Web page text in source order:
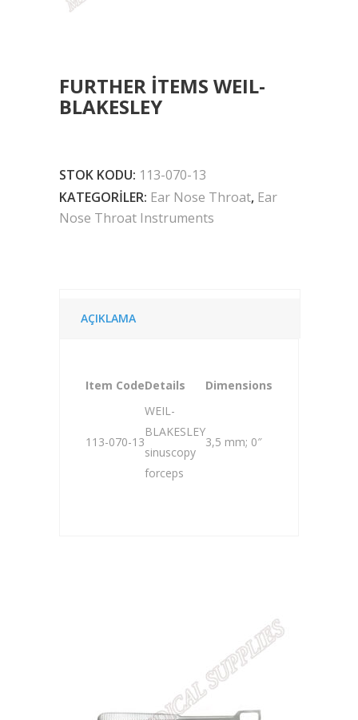
FURTHER ITEMS WEIL-
BLAKESLEY
STOK KODU: 113-070-13
KATEGORILER: Ear Nose Throat, Ear
Nose Throat Instruments
AÇIKLAMA
Item CodeDetails Dimensions
113-070-13
WEIL-
BLAKESLEY
sinuscopy
forceps
3,5 mm; 0″